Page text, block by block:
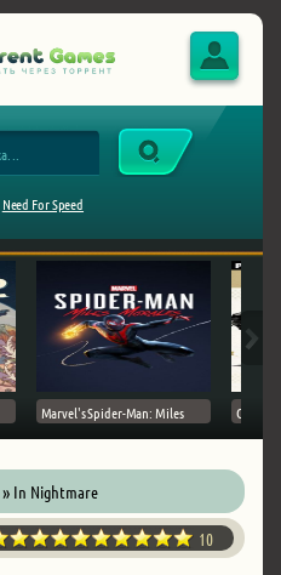
Need For Speed
Marvel's Spider-Man: Miles Ghost
» In Nightmare
10